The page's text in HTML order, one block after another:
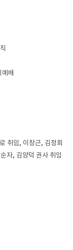
배
취임, 이창근, 김정회
자, 김양덕 권사 취임